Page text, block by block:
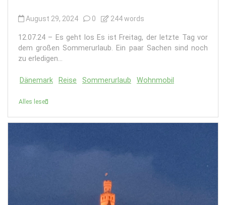
August 29, 2024 0 244 words
12.07.24 – Es geht los Es ist Freitag, der letzte Tag vor
dem großen Sommerurlaub. Ein paar Sachen sind noch
zu erledigen...
Dänemark Reise Sommerurlaub Wohnmobil
Alles lesen